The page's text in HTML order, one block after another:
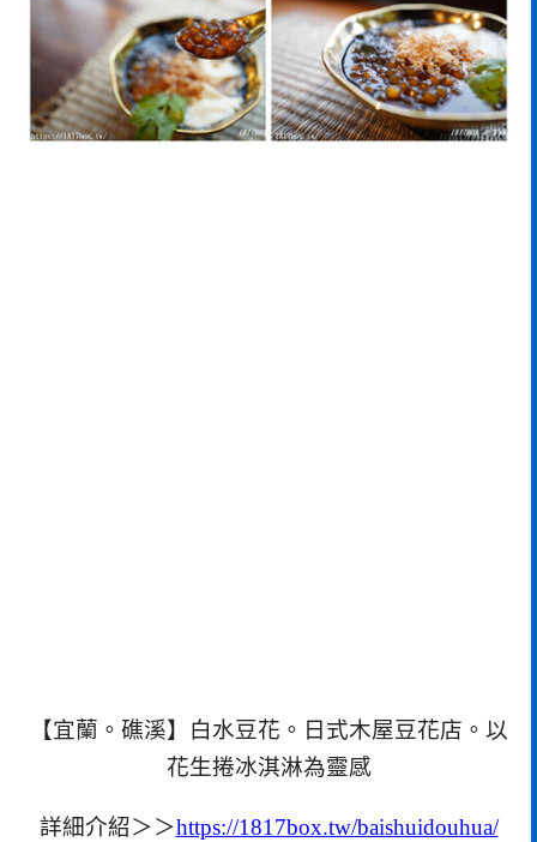
【宜蘭。礁溪】白水豆花。日式木屋豆花店。以
花生捲冰淇淋為靈感
詳細介紹＞＞https://1817box.tw/baishuidouhua/